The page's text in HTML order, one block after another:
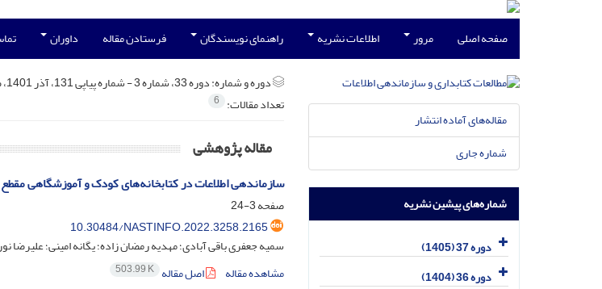
صفحه اصلی مرور اطلاعات نشریه راهنمای نویسندگان فرستادن مقاله داوران
دوره و شماره:دوره 33، شماره 3 - شماره پیاپی 131، آذر 1401، صفحه 1-108
تعداد مقالات: 6
مقاله پژوهشی
سازماندهی اطلاعات در کتابخانه‌های کودک و آموزشگاهی
صفحه3-24
10.30484/NASTINFO.2022.3258.2165
سمیه جعفری باقی آبادی؛ مهدیه رمضان زاده؛ یگانه امینی؛ علیرضا
مشاهده مقاله
اصل مقاله 503.99 K
مقاله‌های آماده انتشار
شماره جاری
شماره‌های پیشین نشریه
دوره 37 (1405)
دوره 36 (1404)